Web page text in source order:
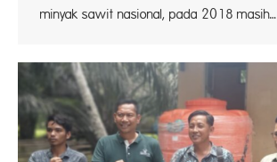
minyak sawit nasional, pada 2018 masih…